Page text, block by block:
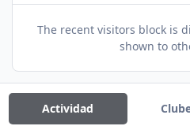
The recent visitors block is
shown to
Actividad